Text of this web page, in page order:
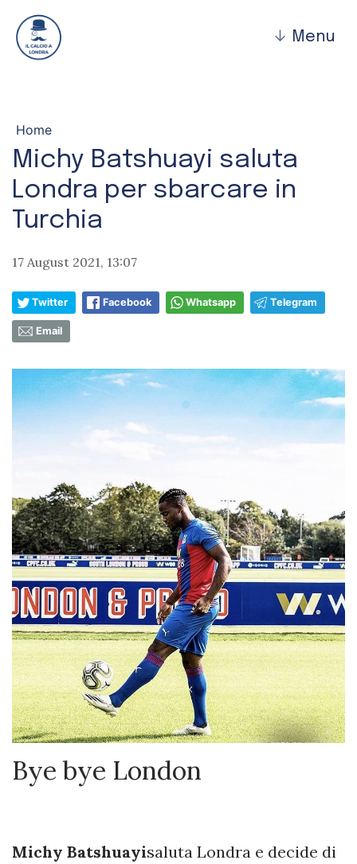
↓ Menu
Home
Michy Batshuayi saluta
Londra per sbarcare in
Turchia
17 August 2021, 13:07
Twitter Facebook Whatsapp Telegram
Email
Bye bye London
Michy Batshuayisaluta Londra e decide di